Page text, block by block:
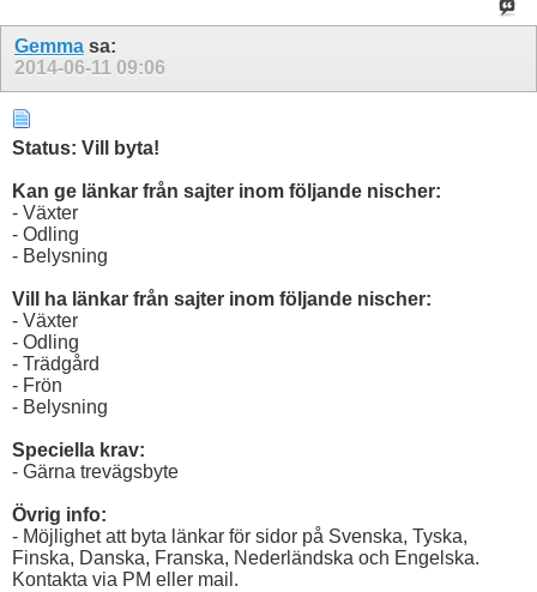
Gemma sa:
2014-06-11 09:06
Status: Vill byta!
Kan ge länkar från sajter inom följande nischer:
- Växter
- Odling
- Belysning
Vill ha länkar från sajter inom följande nischer:
- Växter
- Odling
- Trädgård
- Frön
- Belysning
Speciella krav:
- Gärna trevägsbyte
Övrig info:
- Möjlighet att byta länkar för sidor på Svenska, Tyska,
Finska, Danska, Franska, Nederländska och Engelska.
Kontakta via PM eller mail.